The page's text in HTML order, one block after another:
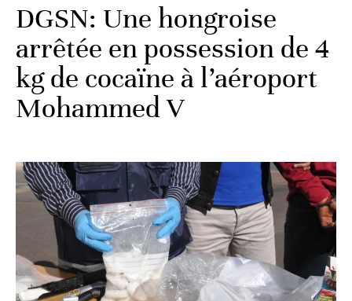
DGSN: Une hongroise
arrêtée en possession de 4
kg de cocaïne à l’aéroport
Mohammed V